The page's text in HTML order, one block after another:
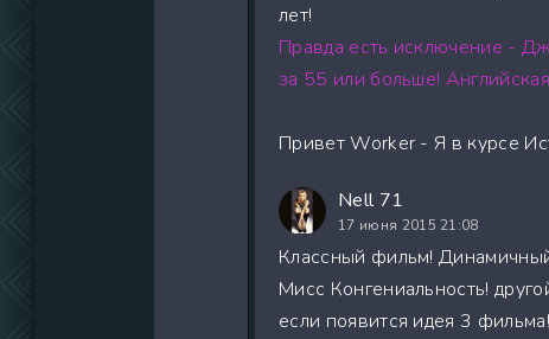
лет!
Правда есть исключение -
за 55 или больше!
Привет Worker - Я в курсе
Nell 71
17 июня 2015 21:08
Классный фильм!
Мисс Конгениальность!
если появится идея 3